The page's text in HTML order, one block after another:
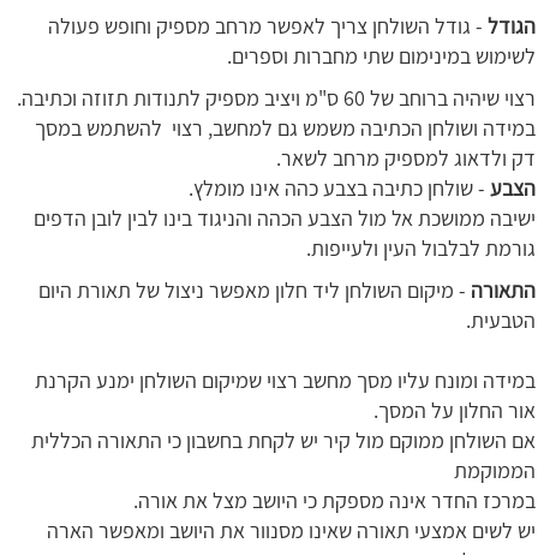
הגודל - גודל השולחן צריך לאפשר מרחב מספיק וחופש פעולה
לשימוש במינימום שתי מחברות וספרים.
רצוי שיהיה ברוחב של 60 ס"מ ויציב מספיק לתנודות תזוזה וכתיבה.
במידה ושולחן הכתיבה משמש גם למחשב, רצוי להשתמש במסך
דק ולדאוג למספיק מרחב לשאר.
הצבע - שולחן כתיבה בצבע כהה אינו מומלץ.
ישיבה ממושכת אל מול הצבע הכהה והניגוד בינו לבין לובן הדפים
גורמת לבלבול העין ולעייפות.
התאורה - מיקום השולחן ליד חלון מאפשר ניצול של תאורת היום
הטבעית.
במידה ומונח עליו מסך מחשב רצוי שמיקום השולחן ימנע הקרנת
אור החלון על המסך.
אם השולחן ממוקם מול קיר יש לקחת בחשבון כי התאורה הכללית
הממוקמת
במרכז החדר אינה מספקת כי היושב מצל את אורה.
יש לשים אמצעי תאורה שאינו מסנוור את היושב ומאפשר הארה